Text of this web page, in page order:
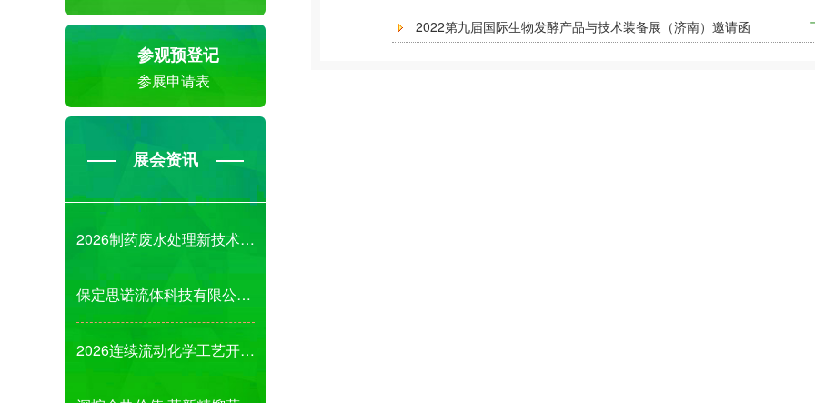
参观预登记
参展申请表
展会资讯
2026制药废水处理新技术、新成果、新装备发展
保定思诺流体科技有限公司诚邀您参观2026第1
2026连续流动化学工艺开发及绿色工艺新技术应
2022第九届国际生物发酵产品与技术装备展（济南）邀请函